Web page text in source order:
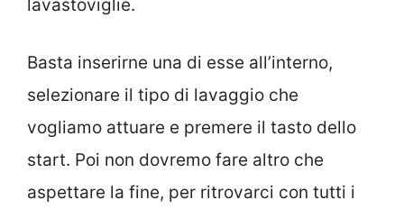
lavastoviglie.
Basta inserirne una di esse all’interno,
selezionare il tipo di lavaggio che
vogliamo attuare e premere il tasto dello
start. Poi non dovremo fare altro che
aspettare la fine, per ritrovarci con tutti i